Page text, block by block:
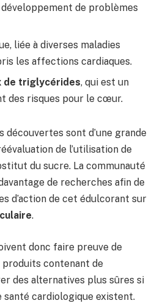
de problèmes
liée à diverses maladies
les affections cardiaques.
de triglycérides, qui est un
des risques pour le cœur.
découvertes sont d’une grande
de l’utilisation de
du sucre. La communauté
de recherches afin de
d’action de cet édulcorant sur
.
donc faire preuve de
produits contenant de
des alternatives plus sûres si
santé cardiologique existent.